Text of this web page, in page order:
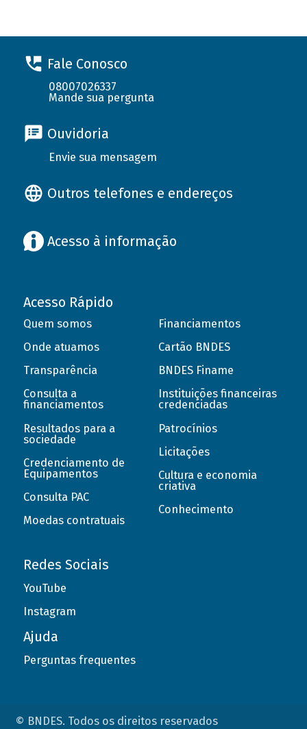
Fale Conosco
08007026337
Mande sua pergunta
Ouvidoria
Envie sua mensagem
Outros telefones e endereços
Acesso à informação
Acesso Rápido
Quem somos
Onde atuamos
Transparência
Consulta a
financiamentos
Resultados para a
sociedade
Credenciamento de
Equipamentos
Consulta PAC
Moedas contratuais
Financiamentos
Cartão BNDES
BNDES Finame
Instituições financeiras
credenciadas
Patrocínios
Licitações
Cultura e economia
criativa
Conhecimento
Redes Sociais
YouTube
Instagram
Ajuda
Perguntas frequentes
© BNDES. Todos os direitos reservados